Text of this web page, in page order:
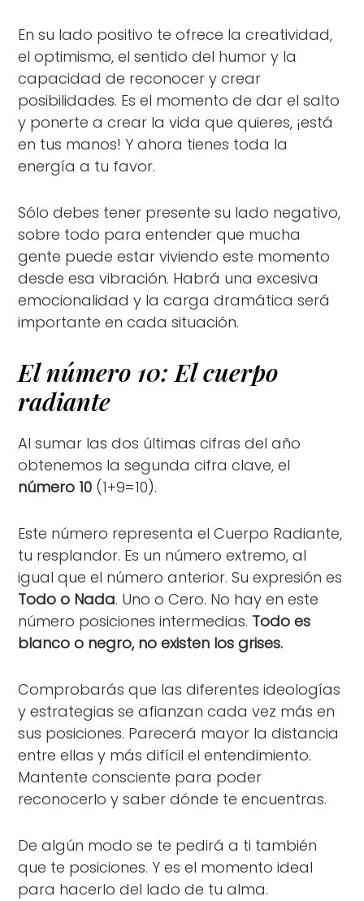
En su lado positivo te ofrece la creatividad,
el optimismo, el sentido del humor y la
capacidad de reconocer y crear
posibilidades. Es el momento de dar el salto
y ponerte a crear la vida que quieres, ¡está
en tus manos! Y ahora tienes toda la
energía a tu favor.
Sólo debes tener presente su lado negativo,
sobre todo para entender que mucha
gente puede estar viviendo este momento
desde esa vibración. Habrá una excesiva
emocionalidad y la carga dramática será
importante en cada situación.
El número 10: El cuerpo
radiante
Al sumar las dos últimas cifras del año
obtenemos la segunda cifra clave, el
número 10 (1+9=10).
Este número representa el Cuerpo Radiante,
tu resplandor. Es un número extremo, al
igual que el número anterior. Su expresión es
Todo o Nada. Uno o Cero. No hay en este
número posiciones intermedias. Todo es
blanco o negro, no existen los grises.
Comprobarás que las diferentes ideologías
y estrategias se afianzan cada vez más en
sus posiciones. Parecerá mayor la distancia
entre ellas y más difícil el entendimiento.
Mantente consciente para poder
reconocerlo y saber dónde te encuentras.
De algún modo se te pedirá a ti también
que te posiciones. Y es el momento ideal
para hacerlo del lado de tu alma.